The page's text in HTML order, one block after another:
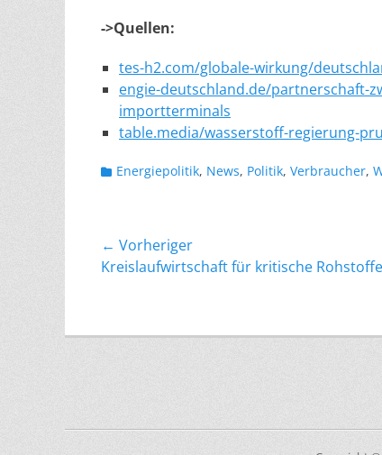
->Quellen:
tes-h2.com/globale-wirkung/
engie-deutschland.de/partnerschaft-
importterminals
table.media/wasserstoff-regierung-
Kategorien
Energiepolitik, News, Politik, Verbraucher,
Beitragsnavigation
← Vorheriger
Vorheriger
Kreislaufwirtschaft für kritische Rohstoffe